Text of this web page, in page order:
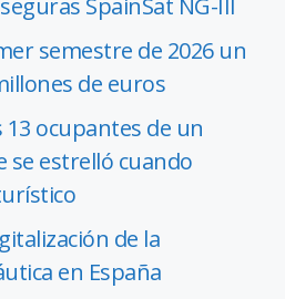
semestre de 2026 un
de euros
ocupantes de un
se estrelló cuando
de la
en España